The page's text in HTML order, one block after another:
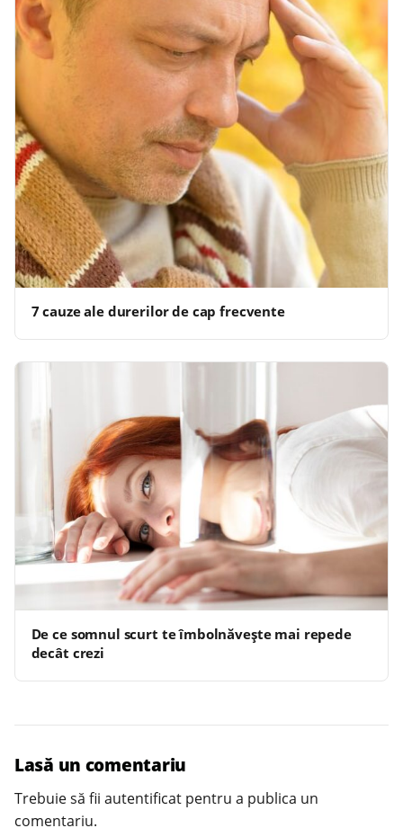
7 cauze ale durerilor de cap frecvente
De ce somnul scurt te îmbolnăvește mai repede
decât crezi
Lasă un comentariu
Trebuie să fii autentificat pentru a publica un
comentariu.